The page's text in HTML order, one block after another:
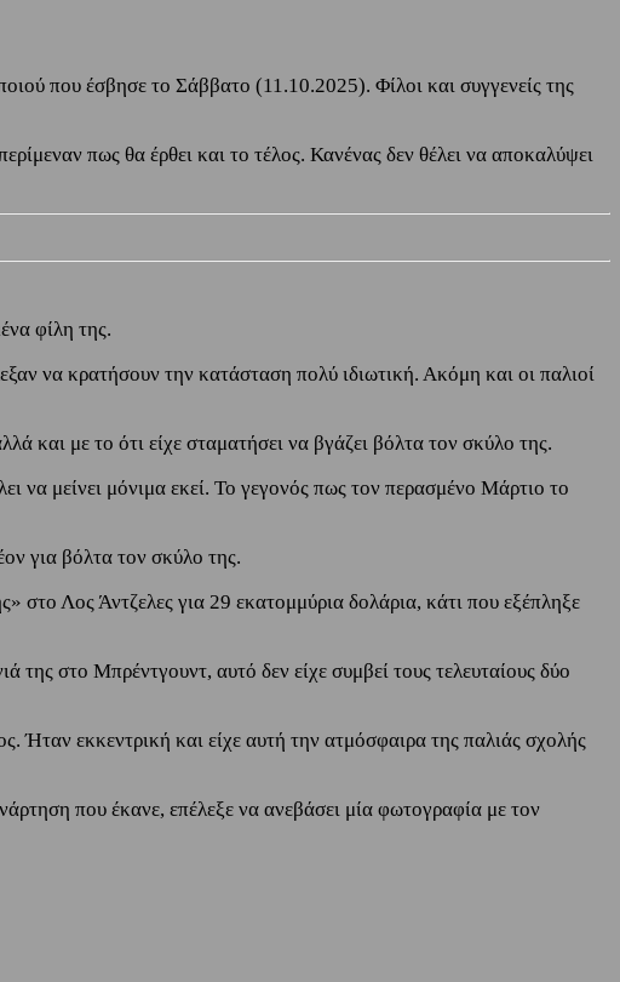
που έσβησε το Σάββατο (11.10.2025). Φίλοι και συγγενείς της
πως θα έρθει και το τέλος. Κανένας δεν θέλει να αποκαλύψει
φίλη της.
να κρατήσουν την κατάσταση πολύ ιδιωτική. Ακόμη και οι παλιοί
και με το ότι είχε σταματήσει να βγάζει βόλτα τον σκύλο της.
να μείνει μόνιμα εκεί. Το γεγονός πως τον περασμένο Μάρτιο το
για βόλτα τον σκύλο της.
στο Λος Άντζελες για 29 εκατομμύρια δολάρια, κάτι που εξέπληξε
στο Μπρέντγουντ, αυτό δεν είχε συμβεί τους τελευταίους δύο
εκκεντρική και είχε αυτή την ατμόσφαιρα της παλιάς σχολής
που έκανε, επέλεξε να ανεβάσει μία φωτογραφία με τον